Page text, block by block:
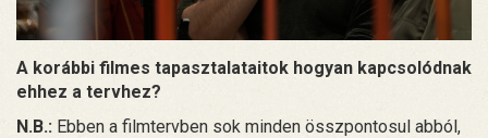
A korábbi filmes tapasztalataitok hogyan kapcsolódnak
ehhez a tervhez?
N.B.: Ebben a filmtervben sok minden összpontosul abból,